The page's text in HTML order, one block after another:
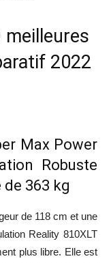
2022
Max Power
Robuste
de 363 kg
de 118 cm et une
Reality 810XLT
plus libre. Elle est